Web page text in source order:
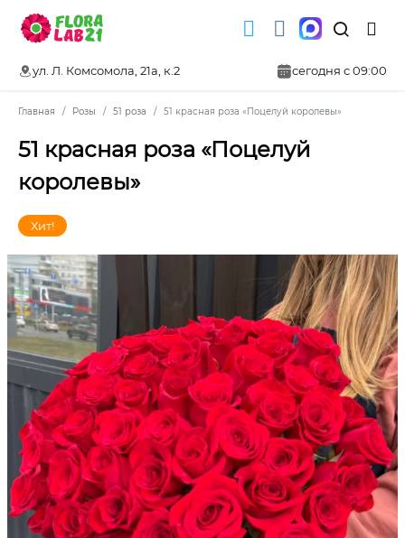
ул. Л. Комсомола, 21а, к.2 сегодня с 09:00
Главная Розы 51 роза 51 красная роза «Поцелуй королевы»
51 красная роза «Поцелуй
королевы»
Хит!